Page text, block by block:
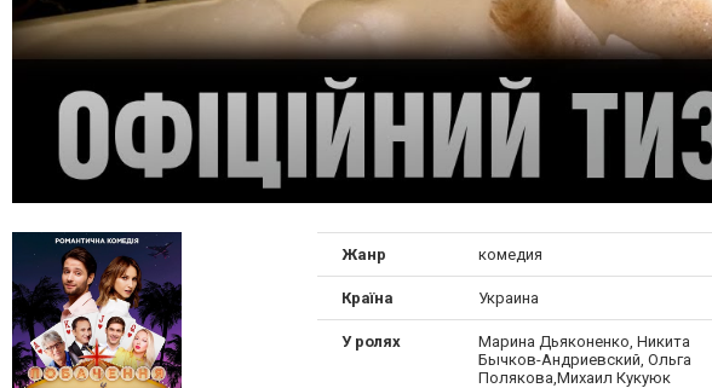
Жанр комедия
Країна Украина
У ролях
Марина Дьяконенко, Никита
Бычков-Андриевский, Ольга
Полякова,Михаил Кукуюк